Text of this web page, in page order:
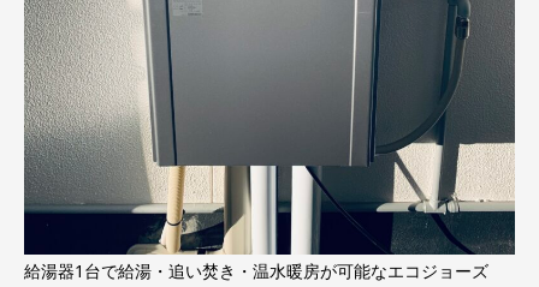
給湯器1台で給湯・追い焚き・温水暖房が可能なエコジョーズ